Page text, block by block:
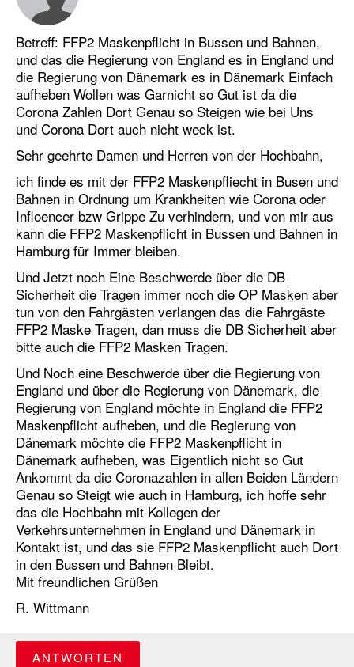
Betreff: FFP2 Maskenpflicht in Bussen und Bahnen,
und das die Regierung von England es in England und
die Regierung von Dänemark es in Dänemark Einfach
aufheben Wollen was Garnicht so Gut ist da die
Corona Zahlen Dort Genau so Steigen wie bei Uns
und Corona Dort auch nicht weck ist.
Sehr geehrte Damen und Herren von der Hochbahn,
ich finde es mit der FFP2 Maskenpfliecht in Busen und
Bahnen in Ordnung um Krankheiten wie Corona oder
Infloencer bzw Grippe Zu verhindern, und von mir aus
kann die FFP2 Maskenpflicht in Bussen und Bahnen in
Hamburg für Immer bleiben.
Und Jetzt noch Eine Beschwerde über die DB
Sicherheit die Tragen immer noch die OP Masken aber
tun von den Fahrgästen verlangen das die Fahrgäste
FFP2 Maske Tragen, dan muss die DB Sicherheit aber
bitte auch die FFP2 Masken Tragen.
Und Noch eine Beschwerde über die Regierung von
England und über die Regierung von Dänemark, die
Regierung von England möchte in England die FFP2
Maskenpflicht aufheben, und die Regierung von
Dänemark möchte die FFP2 Maskenpflicht in
Dänemark aufheben, was Eigentlich nicht so Gut
Ankommt da die Coronazahlen in allen Beiden Ländern
Genau so Steigt wie auch in Hamburg, ich hoffe sehr
das die Hochbahn mit Kollegen der
Verkehrsunternehmen in England und Dänemark in
Kontakt ist, und das sie FFP2 Maskenpflicht auch Dort
in den Bussen und Bahnen Bleibt.
Mit freundlichen Grüßen
R. Wittmann
ANTWORTEN